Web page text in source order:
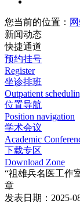
您当前的位置：
新闻动态
快捷通道
预约挂号
Register
坐诊排班
Outpatient
位置导航
Position navigation
学术会议
Academic
下载专区
Download Zone
“祖雄兵名医工作
章
发表日期： 2025-